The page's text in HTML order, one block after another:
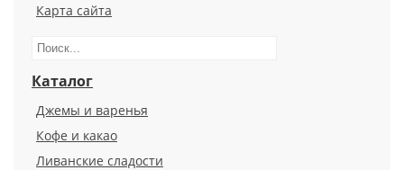
Карта сайта
Каталог
Джемы и варенья
Кофе и какао
Ливанские сладости